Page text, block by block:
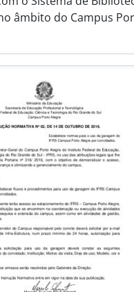
no âmbito do Campus